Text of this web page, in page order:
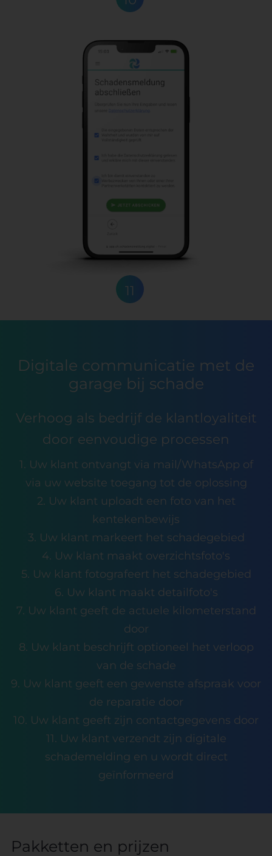
11
Digitale communicatie met de
garage bij schade
Verhoog als bedrijf de klantloyaliteit
door eenvoudige processen
1. Uw klant ontvangt via mail/WhatsApp of
via uw website toegang tot de oplossing
2. Uw klant uploadt een foto van het
kentekenbewijs
3. Uw klant markeert het schadegebied
4. Uw klant maakt overzichtsfoto's
5. Uw klant fotografeert het schadegebied
6. Uw klant maakt detailfoto's
7. Uw klant geeft de actuele kilometerstand
door
8. Uw klant beschrijft optioneel het verloop
van de schade
9. Uw klant geeft een gewenste afspraak voor
de reparatie door
10. Uw klant geeft zijn contactgegevens door
11. Uw klant verzendt zijn digitale
schademelding en u wordt direct
geïnformeerd
Pakketten en prijzen